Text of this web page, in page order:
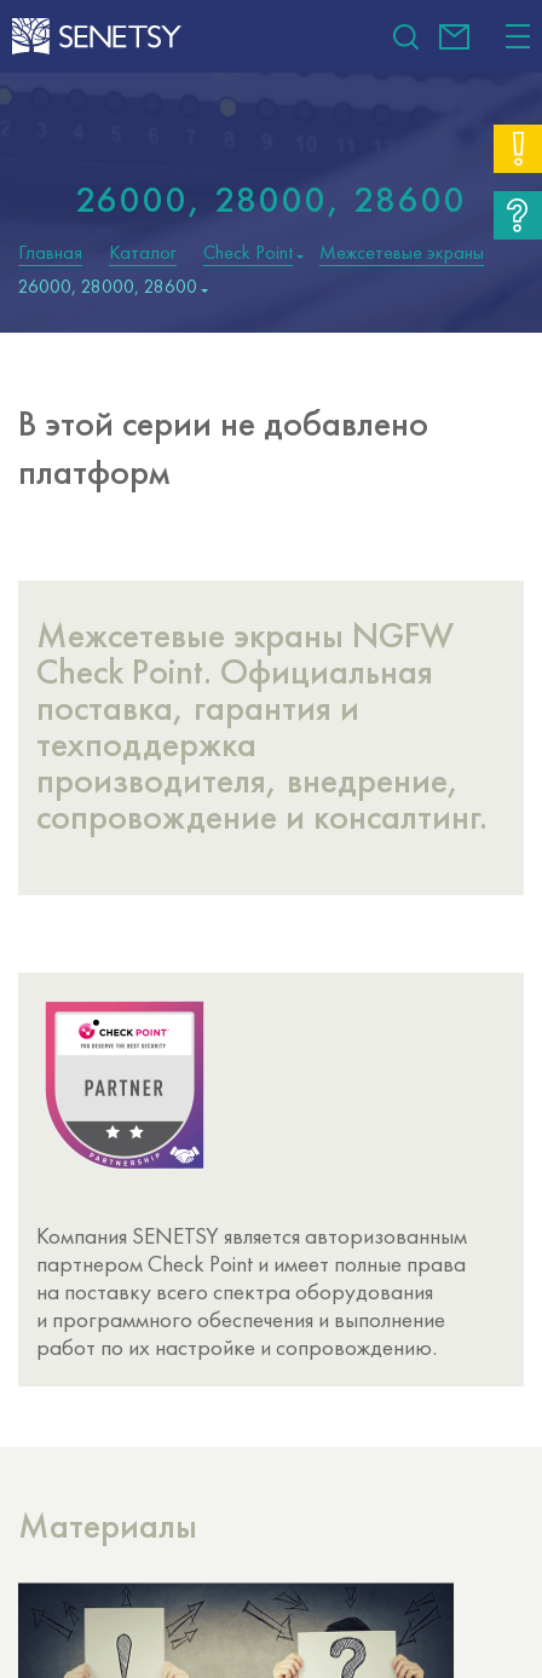
26000, 28000, 28600
Главная Каталог Check Point
Межсетевые экраны
26000, 28000, 28600
В этой серии не добавлено
платформ
Межсетевые экраны NGFW
Check Point. Официальная
поставка, гарантия и
техподдержка
производителя, внедрение,
сопровождение и консалтинг.
Компания SENETSY является авторизованным
партнером Check Point и имеет полные права
на поставку всего спектра оборудования
и программного обеспечения и выполнение
работ по их настройке и сопровождению.
Материалы